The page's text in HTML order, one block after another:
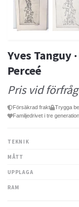
Yves Tanguy
Perceé
Pris vid
Försäkrad frakt Trygga
Familjedrivet i tre
TEKNIK
MÅTT
UPPLAGA
RAM